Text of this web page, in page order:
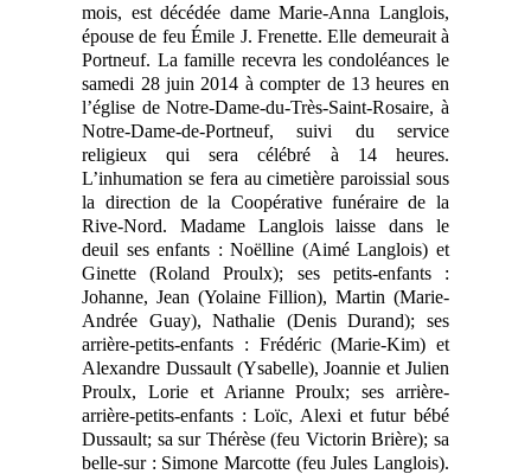
mois, est décédée dame Marie-Anna Langlois,
épouse de feu Émile J. Frenette. Elle demeurait à
Portneuf. La famille recevra les condoléances le
samedi 28 juin 2014 à compter de 13 heures en
l’église de Notre-Dame-du-Très-Saint-Rosaire, à
Notre-Dame-de-Portneuf, suivi du service
religieux qui sera célébré à 14 heures.
L’inhumation se fera au cimetière paroissial sous
la direction de la Coopérative funéraire de la
Rive-Nord. Madame Langlois laisse dans le
deuil ses enfants : Noëlline (Aimé Langlois) et
Ginette (Roland Proulx); ses petits-enfants :
Johanne, Jean (Yolaine Fillion), Martin (Marie-
Andrée Guay), Nathalie (Denis Durand); ses
arrière-petits-enfants : Frédéric (Marie-Kim) et
Alexandre Dussault (Ysabelle), Joannie et Julien
Proulx, Lorie et Arianne Proulx; ses arrière-
arrière-petits-enfants : Loïc, Alexi et futur bébé
Dussault; sa sur Thérèse (feu Victorin Brière); sa
belle-sur : Simone Marcotte (feu Jules Langlois).